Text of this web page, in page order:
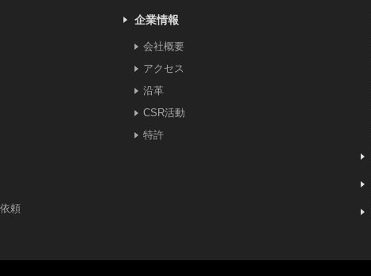
頼
企業情報
会社概要
アクセス
沿革
CSR活動
特許